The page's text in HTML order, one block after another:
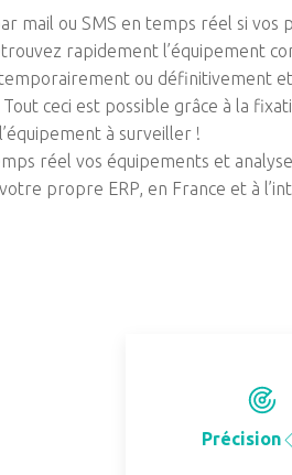
mail ou SMS en temps réel si
rapidement l’équipement
ou définitivement
ceci est possible grâce à la
à surveiller !
réel vos équipements et
propre ERP, en France et à
Précision